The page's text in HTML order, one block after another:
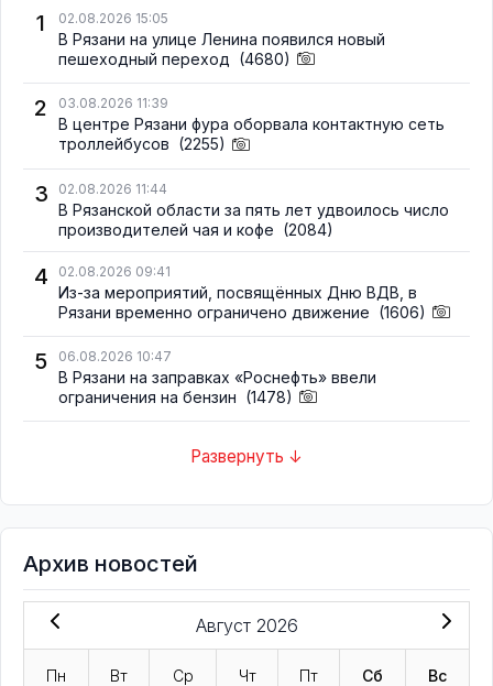
1
02.08.2026 15:05
В Рязани на улице Ленина появился новый
пешеходный переход (4680)
2 03.08.2026 11:39
В центре Рязани фура оборвала контактную сеть
троллейбусов (2255)
3 02.08.2026 11:44
В Рязанской области за пять лет удвоилось число
производителей чая и кофе (2084)
4 02.08.2026 09:41
Из-за мероприятий, посвящённых Дню ВДВ, в
Рязани временно ограничено движение (1606)
5 06.08.2026 10:47
В Рязани на заправках «Роснефть» ввели
ограничения на бензин (1478)
Развернуть ↓
Архив новостей
Август 2026
Пн Вт Ср Чт Пт Сб Вс